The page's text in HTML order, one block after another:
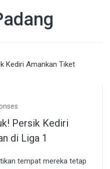
Persik Kediri
di Liga 1
tempat mereka tetap